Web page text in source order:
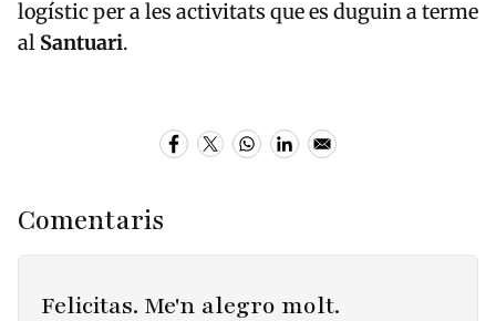
logístic per a les activitats que es duguin a terme
al Santuari.
Comentaris
Felicitas. Me'n alegro molt.